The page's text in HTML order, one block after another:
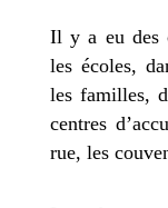
Il y a eu des
les écoles,
les familles,
centres
rue, les